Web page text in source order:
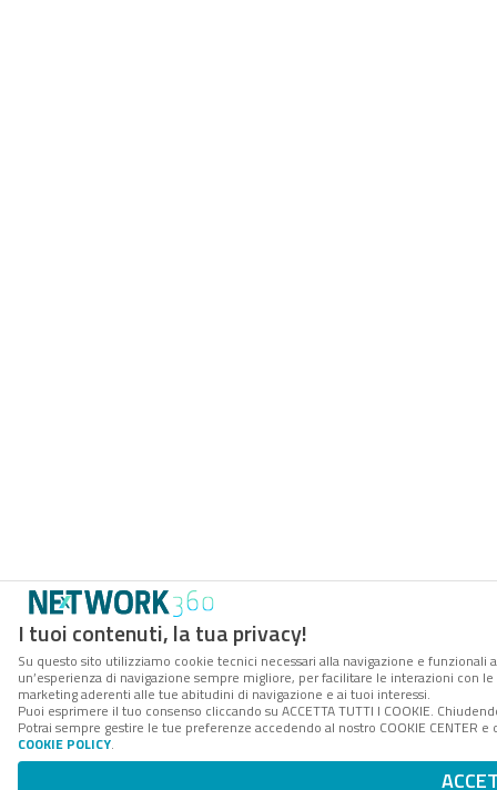
I tuoi contenuti, la tua privacy!
Su questo sito utilizziamo cookie tecnici necessari alla navigazione e
un’esperienza di navigazione sempre migliore, per facilitare le interazioni con
marketing aderenti alle tue abitudini di navigazione e ai tuoi interessi.
Puoi esprimere il tuo consenso cliccando su ACCETTA TUTTI I COOKIE.
Potrai sempre gestire le tue preferenze accedendo al nostro COOKIE
COOKIE POLICY.